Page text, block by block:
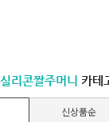
리콘짤주머니 카테
신상품순